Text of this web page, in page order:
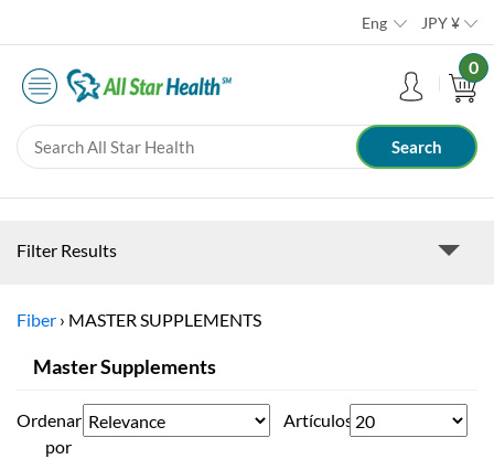
Eng JPY¥
0
Filter Results
Fiber › MASTER SUPPLEMENTS
Master Supplements
Ordenar
por
Artículos